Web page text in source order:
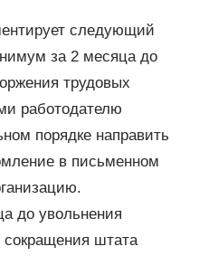
следующий
за 2 месяца до
трудовых
работодателю
порядке направить
в письменном
до увольнения
сокращения штата